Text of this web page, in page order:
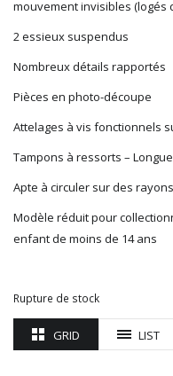
TRIX
VIESSMANN
XURON
mouvement invisibles (logés
2 essieux suspendus
Nombreux détails rapportés
Pièces en photo-découpe
Attelages à vis fonctionnels
Tampons à ressorts –
Apte à circuler sur des
Modèle réduit pour
enfant de moins de 14 ans
Rupture de stock
GRID LIST